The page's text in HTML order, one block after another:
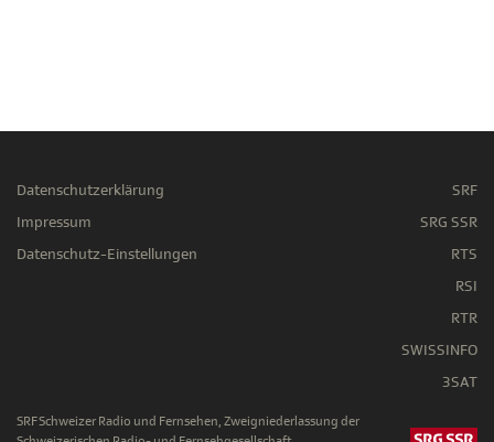
Datenschutzerklärung
Impressum
Datenschutz-Einstellungen
SRF
SRG SSR
RTS
RSI
RTR
SWISSINFO
3SAT
SRF Schweizer Radio und Fernsehen, Zweigniederlassung der